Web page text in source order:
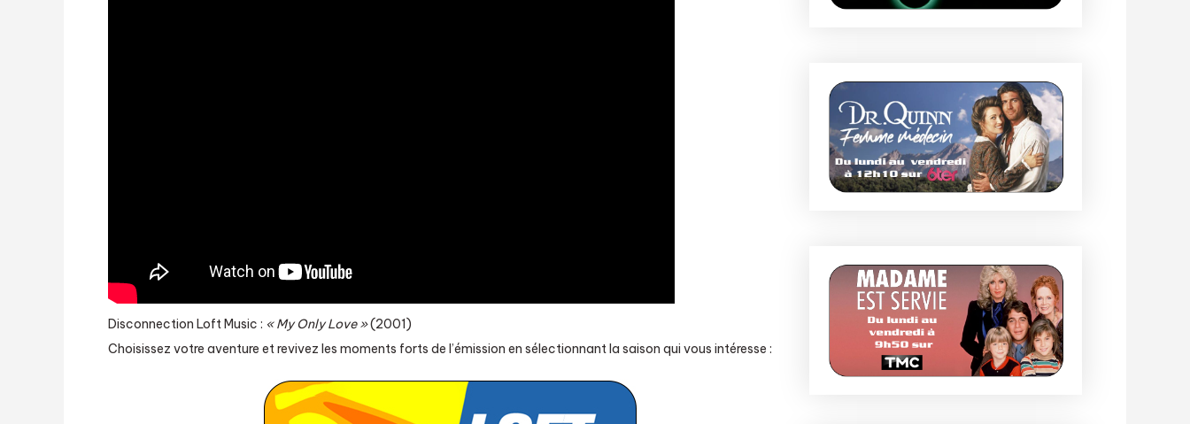
Disconnection Loft Music : « My Only Love »(2001)
Choisissez votre aventure et revivez les moments forts de l’émission en sélectionnant la saison qui vous intéresse :